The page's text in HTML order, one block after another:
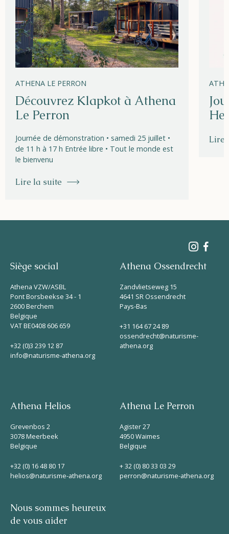
ATHENA LE PERRON
Découvrez Klapkot à Athena
Le Perron
Journée de démonstration • samedi 25 juillet •
de 11 h à 17 h Entrée libre • Tout le monde est
le bienvenu
Lire la suite
Lire
Siège social
Athena VZW/ASBL
Pont Borsbeekse 34 - 1
2600 Berchem
Belgique
VAT BE0408 606 659
+32 (0)3 239 12 87
info@naturisme-athena.org
Athena Ossendrecht
Zandvlietseweg 15
4641 SR Ossendrecht
Pays-Bas
+31 164 67 24 89
ossendrecht@naturisme-
athena.org
Athena Helios
Grevenbos 2
3078 Meerbeek
Belgique
+32 (0) 16 48 80 17
helios@naturisme-athena.org
Athena Le Perron
Agister 27
4950 Waimes
Belgique
+ 32 (0) 80 33 03 29
perron@naturisme-athena.org
Nous sommes heureux
de vous aider